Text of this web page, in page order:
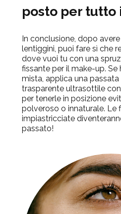
posto per tutto
In conclusione, dopo
lentiggini, puoi fare sì che
dove vuoi tu con una
fissante per il make-up. Se
mista, applica una passata
trasparente ultrasottile
per tenerle in posizione
polveroso o innaturale. Le
impiastricciate
passato!